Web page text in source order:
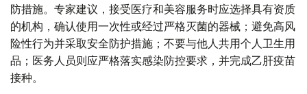
防措施。专家建议，接受医疗和美容服务时应选择具有资质
的机构，确认使用一次性或经过严格灭菌的器械；避免高风
险性行为并采取安全防护措施；不要与他人共用个人卫生用
品；医务人员则应严格落实感染防控要求，并完成乙肝疫苗
接种。